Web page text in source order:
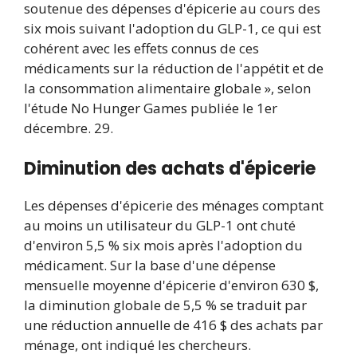
soutenue des dépenses d'épicerie au cours des
six mois suivant l'adoption du GLP-1, ce qui est
cohérent avec les effets connus de ces
médicaments sur la réduction de l'appétit et de
la consommation alimentaire globale », selon
l'étude No Hunger Games publiée le 1er
décembre. 29.
Diminution des achats d'épicerie
Les dépenses d'épicerie des ménages comptant
au moins un utilisateur du GLP-1 ont chuté
d'environ 5,5 % six mois après l'adoption du
médicament. Sur la base d'une dépense
mensuelle moyenne d'épicerie d'environ 630 $,
la diminution globale de 5,5 % se traduit par
une réduction annuelle de 416 $ des achats par
ménage, ont indiqué les chercheurs.